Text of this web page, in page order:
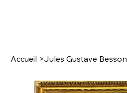
Accueil >Jules Gustave Besson